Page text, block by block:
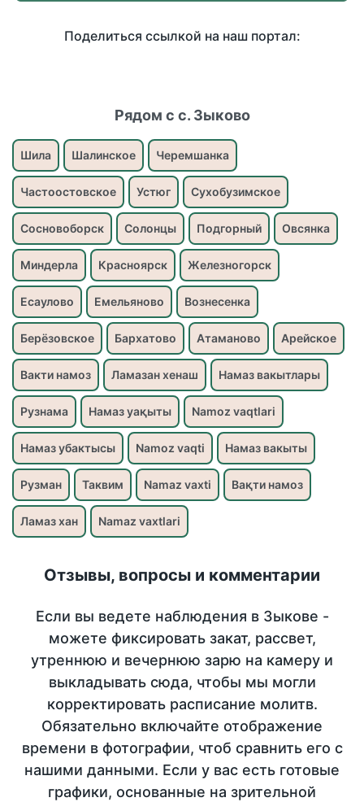
Поделиться ссылкой на наш портал:
Рядом с с. Зыково
Шила Шалинское Черемшанка
Частоостовское Устюг Сухобузимское
Сосновоборск Солонцы Подгорный Овсянка
Миндерла Красноярск Железногорск
Есаулово Емельяново Вознесенка
Берёзовское Бархатово Атаманово Арейское
Вакти намоз Ламазан хенаш Намаз вакытлары
Рузнама Намаз уақыты Namoz vaqtlari
Намаз убактысы Namoz vaqti Намаз вакыты
Рузман Таквим Namaz vaxti Вақти намоз
Ламаз хан Namaz vaxtlari
Отзывы, вопросы и комментарии
Если вы ведете наблюдения в Зыкове -
можете фиксировать закат, рассвет,
утреннюю и вечернюю зарю на камеру и
выкладывать сюда, чтобы мы могли
корректировать расписание молитв.
Обязательно включайте отображение
времени в фотографии, чтоб сравнить его с
нашими данными. Если у вас есть готовые
графики, основанные на зрительной